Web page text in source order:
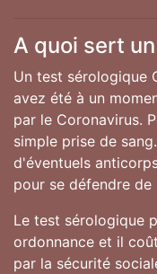
A quoi sert
Un test sérologique
avez été à un
par le Coronavirus.
simple prise de
d'éventuels
pour se défendre
Le test sérologique
ordonnance et il
par la sécurité